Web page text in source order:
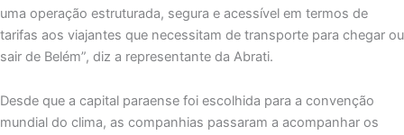
uma operação estruturada, segura e acessível em termos de
tarifas aos viajantes que necessitam de transporte para chegar ou
sair de Belém”, diz a representante da Abrati.
Desde que a capital paraense foi escolhida para a convenção
mundial do clima, as companhias passaram a acompanhar os